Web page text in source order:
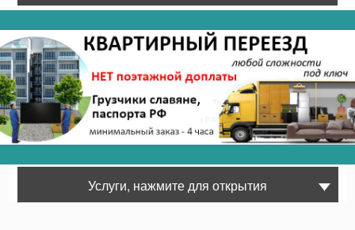
Услуги, нажмите для открытия